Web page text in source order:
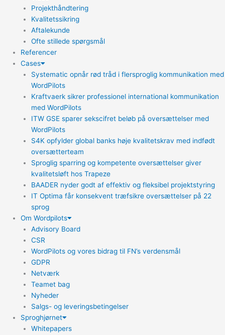
Projekthåndtering
Kvalitetssikring
Aftalekunde
Ofte stillede spørgsmål
Referencer
Cases
Systematic opnår rød tråd i flersproglig kommunikation med
WordPilots
Kraftvaerk sikrer professionel international kommunikation
med WordPilots
ITW GSE sparer sekscifret beløb på oversættelser med
WordPilots
S4K opfylder global banks høje kvalitetskrav med indfødt
oversætterteam
Sproglig sparring og kompetente oversættelser giver
kvalitetsløft hos Trapeze
BAADER nyder godt af effektiv og fleksibel projektstyring
IT Optima får konsekvent træfsikre oversættelser på 22
sprog
Om Wordpilots
Advisory Board
CSR
WordPilots og vores bidrag til FN’s verdensmål
GDPR
Netværk
Teamet bag
Nyheder
Salgs- og leveringsbetingelser
Sproghjørnet
Whitepapers